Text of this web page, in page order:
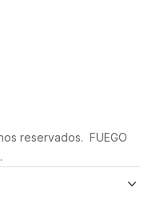
reservados. FUEGO